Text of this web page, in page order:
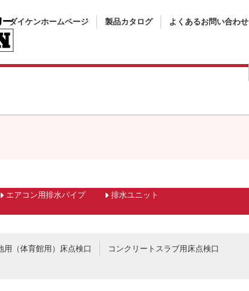
ダイケンホームページ 製品カタログ よくあるお問い合わせ
エアコン用排水パイプ
排水ユニット
用（体育館用）床点検口
コンクリートスラブ用床点検口